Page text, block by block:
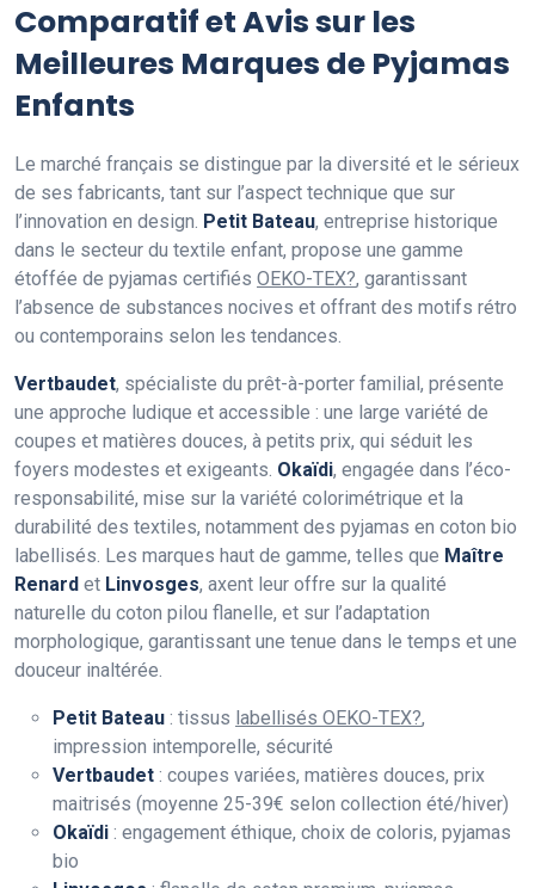
Comparatif et Avis sur les
Meilleures Marques de Pyjamas
Enfants
Le marché français se distingue par la diversité et le sérieux
de ses fabricants, tant sur l’aspect technique que sur
l’innovation en design. Petit Bateau, entreprise historique
dans le secteur du textile enfant, propose une gamme
étoffée de pyjamas certifiés OEKO-TEX?, garantissant
l’absence de substances nocives et offrant des motifs rétro
ou contemporains selon les tendances.
Vertbaudet, spécialiste du prêt-à-porter familial, présente
une approche ludique et accessible : une large variété de
coupes et matières douces, à petits prix, qui séduit les
foyers modestes et exigeants. Okaïdi, engagée dans l’éco-
responsabilité, mise sur la variété colorimétrique et la
durabilité des textiles, notamment des pyjamas en coton bio
labellisés. Les marques haut de gamme, telles que Maître
Renard et Linvosges, axent leur offre sur la qualité
naturelle du coton pilou flanelle, et sur l’adaptation
morphologique, garantissant une tenue dans le temps et une
douceur inaltérée.
Petit Bateau : tissus labellisés OEKO-TEX?,
impression intemporelle, sécurité
Vertbaudet : coupes variées, matières douces, prix
maitrisés (moyenne 25-39€ selon collection été/hiver)
Okaïdi : engagement éthique, choix de coloris, pyjamas
bio